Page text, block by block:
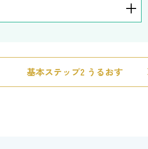
基本ステップ2 うるおす